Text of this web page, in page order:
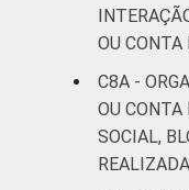
OU CONTA
C8A -
OU CONTA
SOCIAL,